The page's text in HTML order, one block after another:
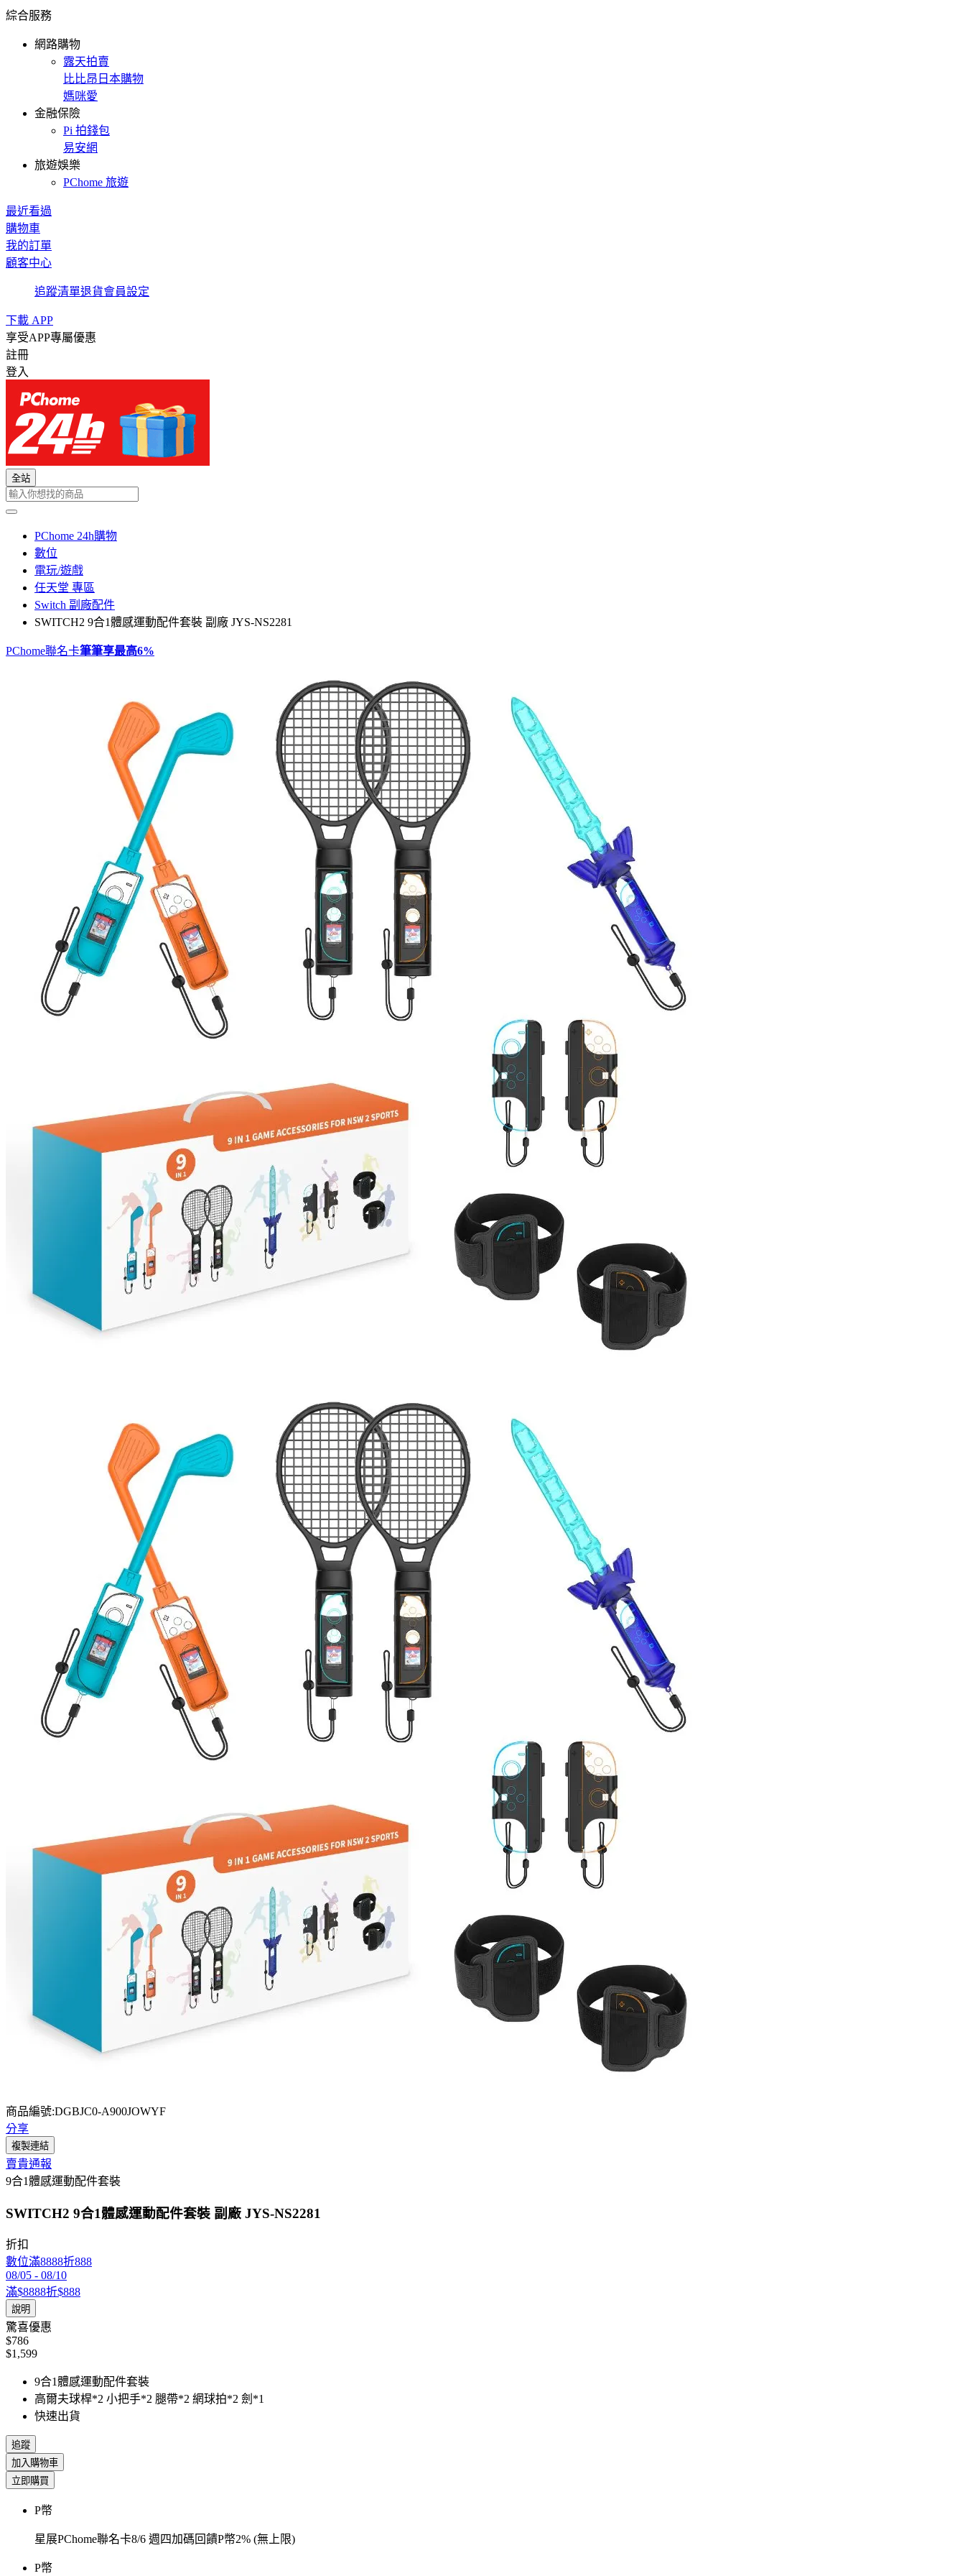
綜合服務
網路購物
露天拍賣
比比昂日本購物
媽咪愛
金融保險
Pi 拍錢包
易安網
旅遊娛樂
PChome 旅遊
最近看過
購物車
我的訂單
顧客中心
追蹤清單退貨會員設定
下載 APP
享受APP專屬優惠
註冊
登入
全站
PChome 24h購物
數位
電玩/遊戲
任天堂 專區
Switch 副廠配件
SWITCH2 9合1體感運動配件套裝 副廠 JYS-NS2281
PChome聯名卡筆筆享最高6%
商品編號:DGBJC0-A900JOWYF
分享
複製連結
賣貴通報
9合1體感運動配件套裝
SWITCH2 9合1體感運動配件套裝 副廠 JYS-NS2281
折扣
數位滿8888折888
08/05 - 08/10
滿$8888折$888
說明
驚喜優惠
$786
$1,599
9合1體感運動配件套裝
高爾夫球桿*2 小把手*2 腿帶*2 網球拍*2 劍*1
快速出貨
追蹤
加入購物車
立即購買
P幣
星展PChome聯名卡8/6 週四加碼回饋P幣2% (無上限)
P幣